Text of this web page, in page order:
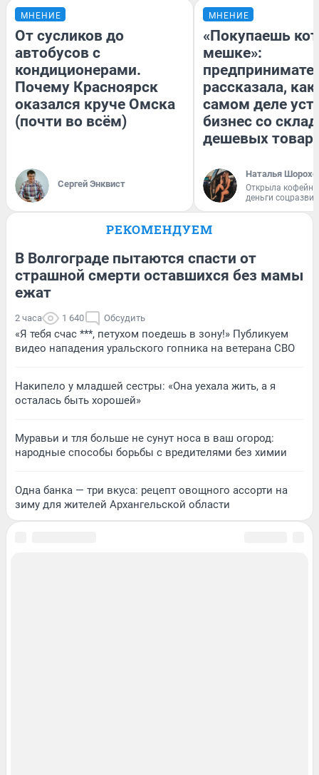
МНЕНИЕ
От сусликов до
автобусов с
кондиционерами.
Почему Красноярск
оказался круче Омска
(почти во всём)
Сергей Энквист
МНЕНИЕ
«Покупаешь
мешке»:
рассказала, как
самом деле
бизнес со
дешевых
Наталья
Открыла
деньги
РЕКОМЕНДУЕМ
В Волгограде пытаются спасти от
страшной смерти оставшихся без мамы
ежат
2 часа 1 640 Обсудить
«Я тебя счас ***, петухом поедешь в зону!» Публикуем
видео нападения уральского гопника на ветерана СВО
Накипело у младшей сестры: «Она уехала жить, а я
осталась быть хорошей»
Муравьи и тля больше не сунут носа в ваш огород:
народные способы борьбы с вредителями без химии
Одна банка — три вкуса: рецепт овощного ассорти на
зиму для жителей Архангельской области